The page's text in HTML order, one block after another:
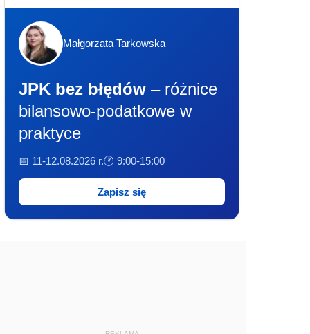
Małgorzata Tarkowska
JPK bez błędów – różnice
bilansowo-podatkowe w
praktyce
📅 11-12.08.2026 r.🕐 9:00-15:00
Zapisz się